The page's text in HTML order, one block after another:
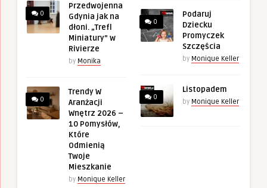
0
Przedwojenna
Gdynia jak na
dłoni. „Trefl
Miniatury” w
Rivierze
by Monika
0
Trendy W
Aranżacji
Wnętrz 2026 –
10 Pomysłów,
Które
Odmienią
Twoje
Mieszkanie
by Monique Keller
0
Podaruj
Dziecku
Promyczek
Szczęścia
by Monique Keller
0
Listopadem
by Monique Keller